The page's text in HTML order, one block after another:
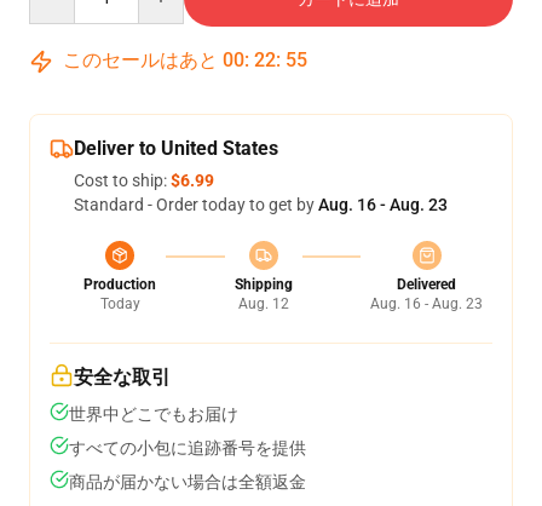
このセールはあと 00: 22: 54
Deliver to United States
Cost to ship:$6.99
Standard - Order today to get byAug. 16 - Aug. 23
Production
Today
Shipping
Aug. 12
Delivered
Aug. 16 - Aug. 23
安全な取引
世界中どこでもお届け
すべての小包に追跡番号を提供
商品が届かない場合は全額返金